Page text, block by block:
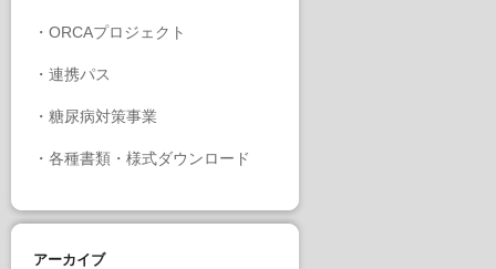
・ ORCAプロジェクト
・ 連携パス
・ 糖尿病対策事業
・ 各種書類・様式ダウンロード
アーカイブ